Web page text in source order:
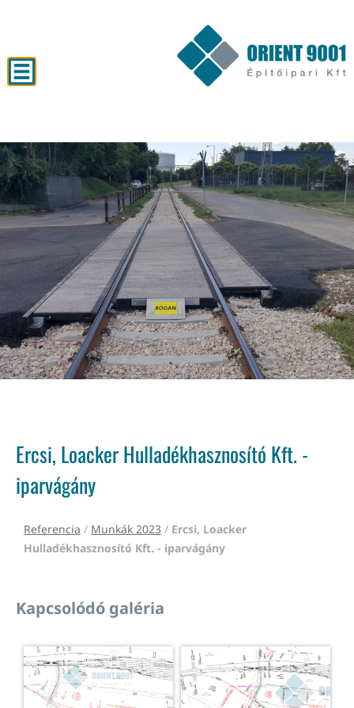
Ercsi, Loacker Hulladékhasznosító Kft. -
iparvágány
Referencia / Munkák 2023 / Ercsi, Loacker
Hulladékhasznosító Kft. - iparvágány
Kapcsolódó galéria